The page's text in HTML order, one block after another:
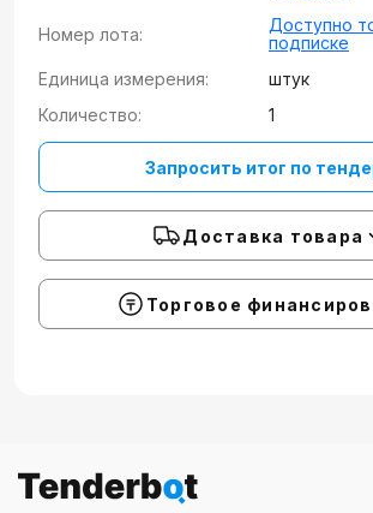
Номер лота:
Доступно
подписке
Единица измерения:
штук
Количество:
1
Запросить итог по
Доставка товара
Торговое